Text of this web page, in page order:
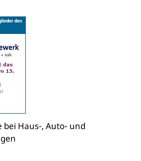
bei Haus-, Auto- und